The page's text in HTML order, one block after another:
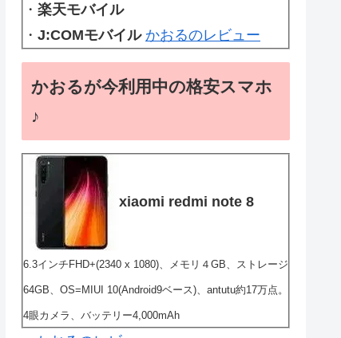
・ 楽天モバイル
・ J:COMモバイル かおるのレビュー
かおるが今利用中の格安スマホ
♪
xiaomi redmi note 8
6.3インチFHD+(2340 x 1080)、メモリ４GB、ストレージ
64GB、OS=MIUI 10(Android9ベース)、antutu約17万点。
4眼カメラ、バッテリー4,000mAh